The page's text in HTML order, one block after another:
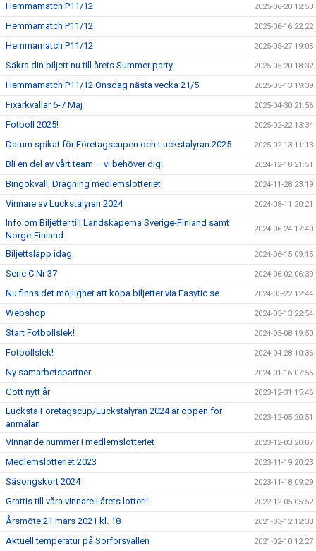
Hemmamatch P11/12 2025-06-20 12:53
Hemmamatch P11/12 2025-06-16 22:22
Hemmamatch P11/12 2025-05-27 19:05
Säkra din biljett nu till årets Summer party 2025-05-20 18:32
Hemmamatch P11/12 Onsdag nästa vecka 21/5 2025-05-13 19:39
Fixarkvällar 6-7 Maj 2025-04-30 21:56
Fotboll 2025! 2025-02-22 13:34
Datum spikat för Företagscupen och Luckstalyran 2025 2025-02-13 11:13
Bli en del av vårt team – vi behöver dig! 2024-12-18 21:51
Bingokväll, Dragning medlemslotteriet 2024-11-28 23:19
Vinnare av Luckstalyran 2024 2024-08-11 20:21
Info om Biljetter till Landskaperna Sverige-Finland samt
Norge-Finland
2024-06-24 17:40
Biljettsläpp idag. 2024-06-15 09:15
Serie C Nr 37 2024-06-02 06:39
Nu finns det möjlighet att köpa biljetter via Easytic.se 2024-05-22 12:44
Webshop 2024-05-13 22:54
Start Fotbollslek! 2024-05-08 19:50
Fotbollslek! 2024-04-28 10:36
Ny samarbetspartner 2024-01-16 07:55
Gott nytt år 2023-12-31 15:46
Lucksta Företagscup/Luckstalyran 2024 är öppen för
anmälan
2023-12-05 20:51
Vinnande nummer i medlemslotteriet 2023-12-03 20:07
Medlemslotteriet 2023 2023-11-19 20:23
Säsongskort 2024 2023-11-18 09:29
Grattis till våra vinnare i årets lotteri! 2022-12-05 05:52
Årsmöte 21 mars 2021 kl. 18 2021-03-12 12:38
Aktuell temperatur på Sörforsvallen 2021-02-10 12:27